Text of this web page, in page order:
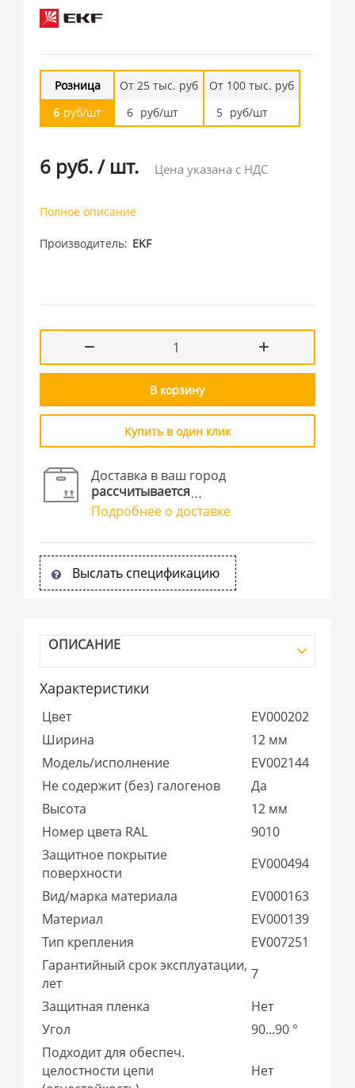
Розница
6 руб/шт
От 25 тыс. руб
6 руб/шт
От 100 тыс. руб
5 руб/шт
6 руб./ шт. Цена указана с НДС
Полное описание
Производитель EKF
В корзину
Купить в один клик
Доставка в ваш город
рассчитывается
Подробнее о доставке
Выслать спецификацию
ОПИСАНИЕ
Характеристики
Цвет
EV000202
Ширина
12 мм
Модель/исполнение
EV002144
Не содержит (без) галогенов
Да
Высота
12 мм
Номер цвета RAL
9010
Защитное покрытие
поверхности
EV000494
Вид/марка материала
EV000163
Материал
EV000139
Тип крепления
EV007251
Гарантийный срок эксплуатации,
лет
7
Защитная пленка
Нет
Угол
90...90 °
Подходит для обеспеч.
целостности цепи
Нет